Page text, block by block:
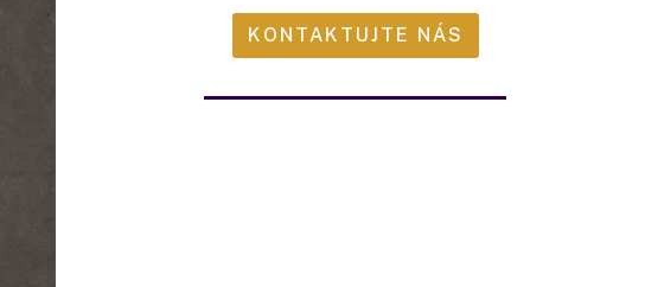
KONTAKTUJTE NÁS